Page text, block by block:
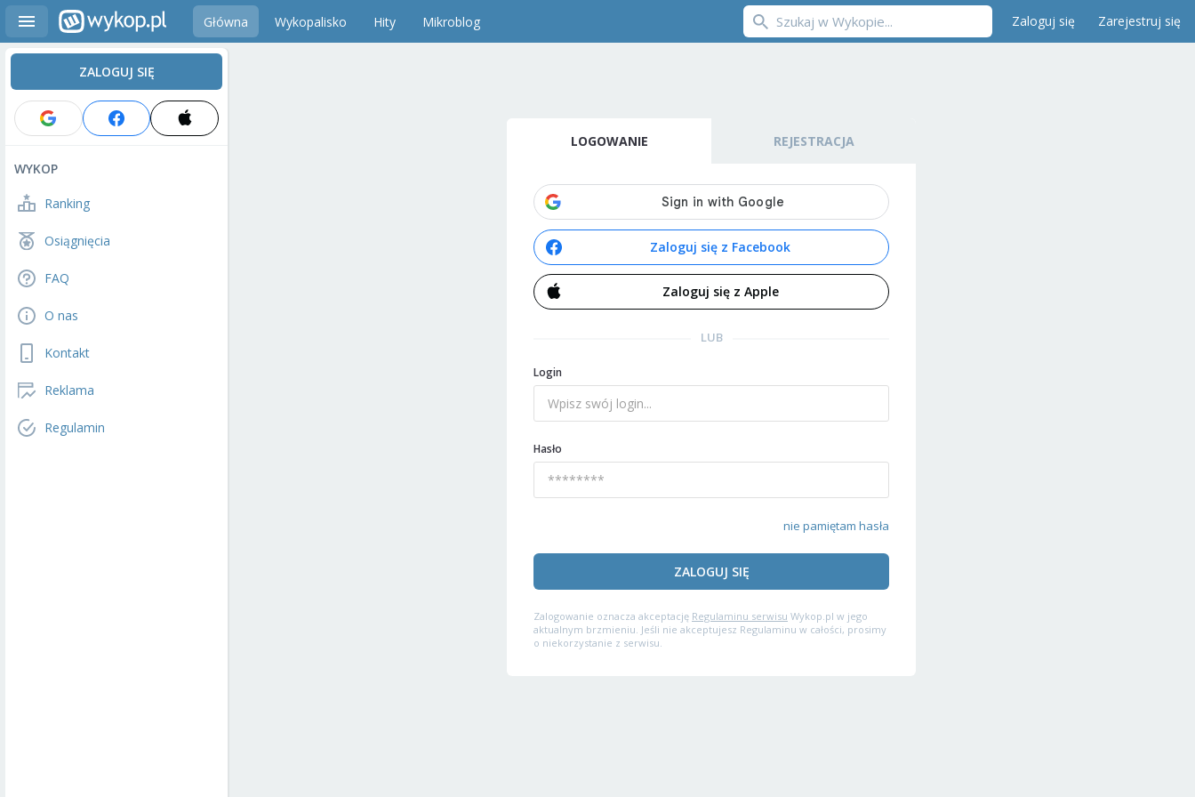
Główna Wykopalisko Hity Mikroblog Zaloguj się Zarejestruj się
ZALOGUJ SIĘ
WYKOP
Ranking
Osiągnięcia
FAQ
O nas
Kontakt
Reklama
Regulamin
LOGOWANIE REJESTRACJA
Zaloguj się z Facebook
Zaloguj się z Apple
LUB
Login
Hasło
nie pamiętam hasła
ZALOGUJ SIĘ
Zalogowanie oznacza akceptację Regulaminu serwisu Wykop.pl w jego
aktualnym brzmieniu. Jeśli nie akceptujesz Regulaminu w całości, prosimy
o niekorzystanie z serwisu.